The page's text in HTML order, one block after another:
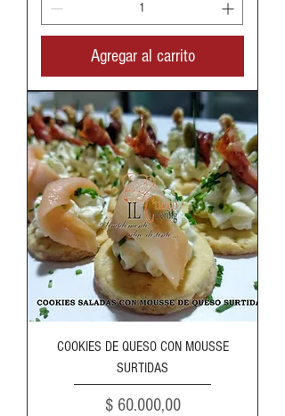
Agregar al carrito
COOKIES DE QUESO CON MOUSSE
SURTIDAS
Precio
$ 60.000,00